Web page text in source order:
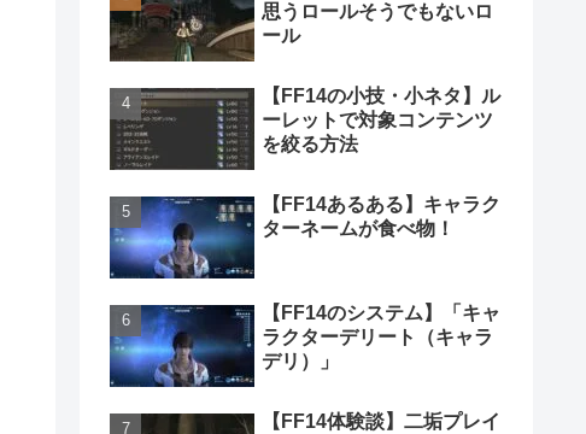
思うロールそうでもないロ
ール
【FF14の小技・小ネタ】ル
ーレットで対象コンテンツ
を絞る方法
【FF14あるある】キャラク
ターネームが食べ物！
【FF14のシステム】「キャ
ラクターデリート（キャラ
デリ）」
【FF14体験談】二垢プレイ